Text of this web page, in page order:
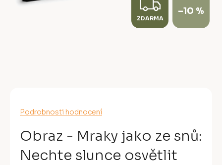
Průměrné
produktu
je
0,0
z
Podrobnosti hodnocení
Obraz - Mraky jako ze snů:
Nechte slunce osvětlit
Z
D
ZDARMA
–10 %